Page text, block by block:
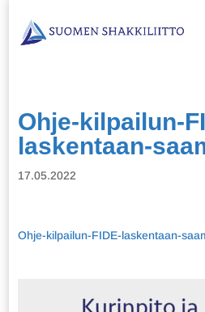
Ohje-kilpailun-
laskentaan-
17.05.2022
Ohje-kilpailun-FIDE-laskentaan-